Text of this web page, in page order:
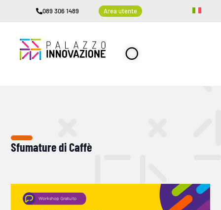
089 306 1489 Area utente
Sfumature di Caffè